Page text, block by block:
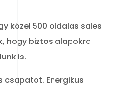
közel 500 oldalas sales
hogy biztos alapokra
is.
csapatot. Energikus